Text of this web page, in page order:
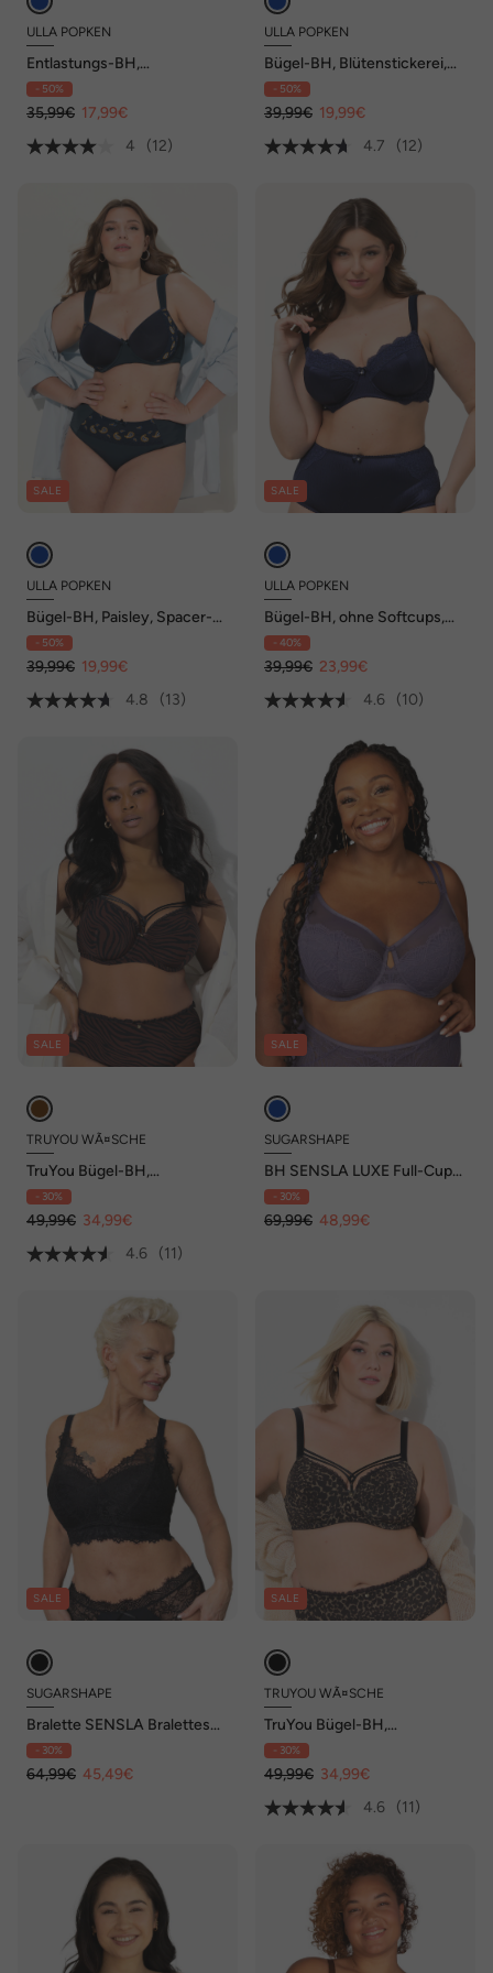
ULLA POPKEN
Entlastungs-BH,
Vorderverschluss, Punkte,
Cup C - F
- 50%
35,99€ 17,99€
4
(12)
ULLA POPKEN
Bügel-BH, Blütenstickerei,
Cup C - F
- 50%
39,99€ 19,99€
4.7
(12)
SALE
ULLA POPKEN
Bügel-BH, Paisley, Spacer-
Schalen, Cup B - E
- 50%
39,99€ 19,99€
4.8
(13)
SALE
ULLA POPKEN
Bügel-BH, ohne Softcups,
Satin, Spitze, Cup C - F
- 40%
39,99€ 23,99€
4.6
(10)
SALE
TRUYOU WÃ¤SCHE
TruYou Bügel-BH,
Softschalen, Animal, Cup B-F
- 30%
49,99€ 34,99€
4.6
(11)
SALE
SUGARSHAPE
BH SENSLA LUXE Full-Cup-
BHs Bügel-BHs,Spitzen-BHs
- 30%
69,99€ 48,99€
SALE
SUGARSHAPE
Bralette SENSLA Bralettes
Spitzen-BHs,bügellose BHs
- 30%
64,99€ 45,49€
SALE
TRUYOU WÃ¤SCHE
TruYou Bügel-BH,
Softschalen, Animal, Cup B-F
- 30%
49,99€ 34,99€
4.6
(11)